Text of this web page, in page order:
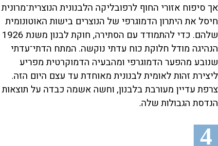
אך סיפוח אזורי החוף לרפובליקה הלבנונית הנוצרית־מרונית
חיסל את היתרון הדמוגרפי של הנוצרים בישות האוטונומית
שלהם. כדי להתמודד עם הסתירה, חוקת לבנון משנת 1926
הנהיגה מודל חלוקת כוח עדתי נוקשה. המתח הדתי־עדתי
שנובע מהפער הדמוגרפי ומהבעיה הדמוקרטית מפריע
ליצירת זהות לאומית לבנונית מאוחדת עד עצם היום הזה.
צרפת עדיין מעורבת בלבנון, וחשה אשמה כבדה על תוצאות
הנדסת הגבולות שלה.
4